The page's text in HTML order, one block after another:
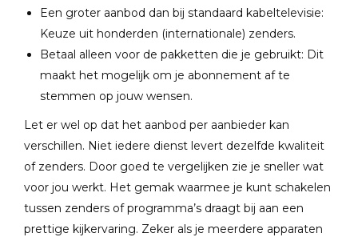
Een groter aanbod dan bij standaard kabeltelevisie:
Keuze uit honderden (internationale) zenders.
Betaal alleen voor de pakketten die je gebruikt: Dit
maakt het mogelijk om je abonnement af te
stemmen op jouw wensen.
Let er wel op dat het aanbod per aanbieder kan
verschillen. Niet iedere dienst levert dezelfde kwaliteit
of zenders. Door goed te vergelijken zie je sneller wat
voor jou werkt. Het gemak waarmee je kunt schakelen
tussen zenders of programma’s draagt bij aan een
prettige kijkervaring. Zeker als je meerdere apparaten